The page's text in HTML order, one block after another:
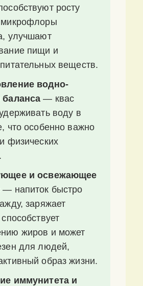
росту
микрофлоры
улучшают
пищи и
веществ.
водно-
баланса — квас
воду в
что особенно важно
физических
и освежающее
— напиток быстро
заряжает
жиров и может
для людей,
образ жизни.
иммунитета и